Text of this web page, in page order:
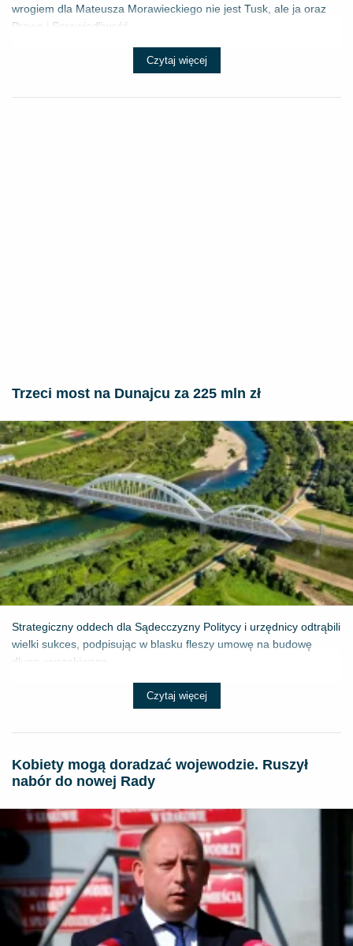
wrogiem dla Mateusza Morawieckiego nie jest Tusk, ale ja oraz
Prawo i Sprawiedliwość....
Czytaj więcej
Trzeci most na Dunajcu za 225 mln zł
Strategiczny oddech dla Sądecczyzny Politycy i urzędnicy odtrąbili
wielki sukces, podpisując w blasku fleszy umowę na budowę
długo wyczekiwane...
Czytaj więcej
Kobiety mogą doradzać wojewodzie. Ruszył
nabór do nowej Rady